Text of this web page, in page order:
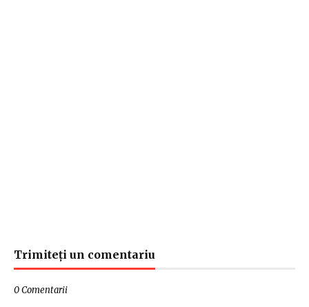
Trimiteți un comentariu
0 Comentarii